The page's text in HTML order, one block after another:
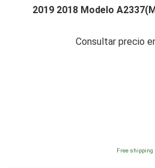
2019 2018 Modelo
Consultar precio
Free shipping